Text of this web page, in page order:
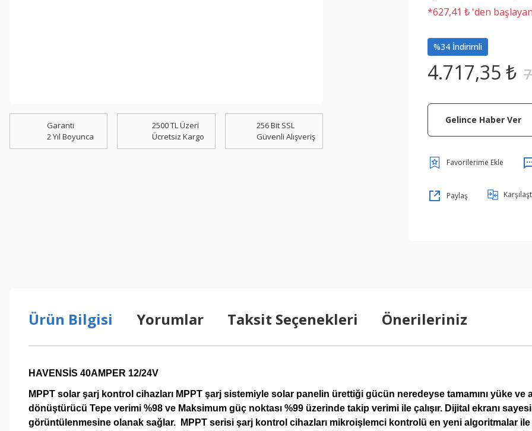
Garanti
2 Yıl Boyunca
2500 TL Üzeri
Ücretsiz Kargo
256 Bit SSL
Güvenli Alışveriş
*627,41 ₺ 'den
%34 İndirimli
4.717,35 ₺
Gelince Haber Ver
Paylaş
Ürün Bilgisi Yorumlar Taksit Seçenekleri Önerileriniz
HAVENSİS 40AMPER 12/24V
MPPT solar şarj kontrol cihazları MPPT şarj sistemiyle solar panelin ürettiği gücün neredeyse tamamını yüke ve
dönüştürücü Tepe verimi %98 ve Maksimum güç noktası %99 üzerinde takip verimi ile çalışır. Dijital ekranı
görüntülenmesine olanak sağlar. MPPT serisi şarj kontrol cihazları mikroişlemci kontrolü en yeni algoritmalar